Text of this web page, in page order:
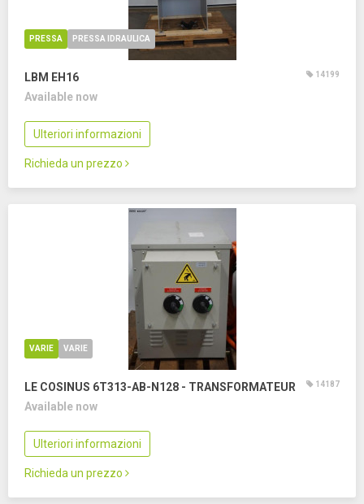
PRESSA PRESSA IDRAULICA
LBM EH16 14199
Available now
Ulteriori informazioni
Richieda un prezzo
VARIE VARIE
LE COSINUS 6T313-AB-N128 - TRANSFORMATEUR 14187
Available now
Ulteriori informazioni
Richieda un prezzo